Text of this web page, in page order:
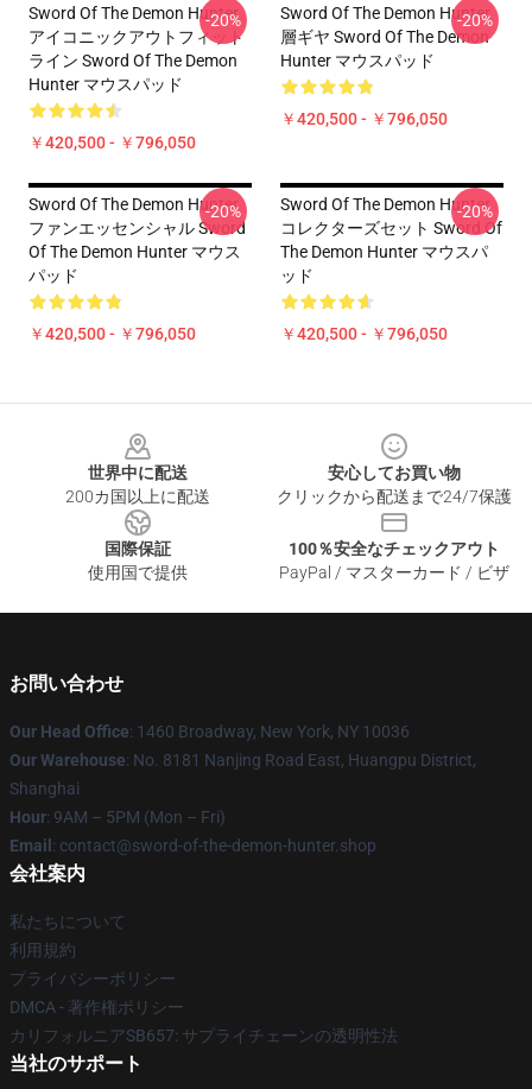
Sword Of The Demon Hunter
アイコニックアウトフィット
ライン Sword Of The Demon
Hunter マウスパッド
￥420,500 - ￥796,050
-20%
Sword Of The Demon Hunter
層ギヤ Sword Of The Demon
Hunter マウスパッド
￥420,500 - ￥796,050
-20%
Sword Of The Demon Hunter
ファンエッセンシャル Sword
Of The Demon Hunter マウス
パッド
￥420,500 - ￥796,050
-20%
Sword Of The Demon Hunter
コレクターズセット Sword Of
The Demon Hunter マウスパ
ッド
￥420,500 - ￥796,050
-20%
世界中に配送
200カ国以上に配送
安心してお買い物
クリックから配送まで24/7保護
国際保証
使用国で提供
100％安全なチェックアウト
PayPal / マスターカード / ビザ
お問い合わせ
Our Head Office: 1460 Broadway, New York, NY 10036
Our Warehouse: No. 8181 Nanjing Road East, Huangpu District,
Shanghai
Hour: 9AM – 5PM (Mon – Fri)
Email : contact@sword-of-the-demon-hunter.shop
会社案内
私たちについて
利用規約
プライバシーポリシー
DMCA - 著作権ポリシー
カリフォルニアSB657: サプライチェーンの透明性法
当社のサポート